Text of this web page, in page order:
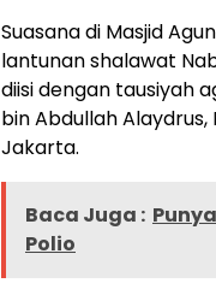
Suasana di Masjid
lantunan shalawat
diisi dengan tausiyah
bin Abdullah Alaydrus,
Jakarta.
Baca Juga :
Polio